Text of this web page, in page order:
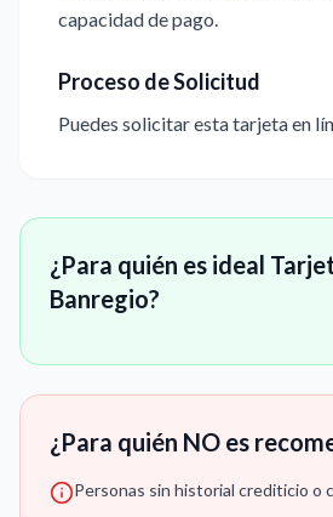
capacidad de pago.
Proceso de Solicitud
Puedes solicitar esta tarjeta en
¿Para quién es ideal
Banregio?
¿Para quién NO es
Personas sin historial crediticio o